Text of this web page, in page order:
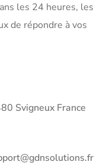
les 24 heures, les
de répondre à vos
Svigneux France